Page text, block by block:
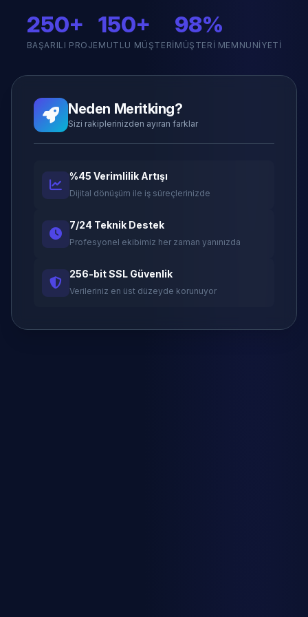
250+
BAŞARILI PROJE
150+
MUTLU MÜŞTERI
98%
MÜŞTERI MEMNUNIYETI
Neden Meritking?
Sizi rakiplerinizden ayıran farklar
%45 Verimlilik Artışı
Dijital dönüşüm ile iş süreçlerinizde
7/24 Teknik Destek
Profesyonel ekibimiz her zaman yanınızda
256-bit SSL Güvenlik
Verileriniz en üst düzeyde korunuyor